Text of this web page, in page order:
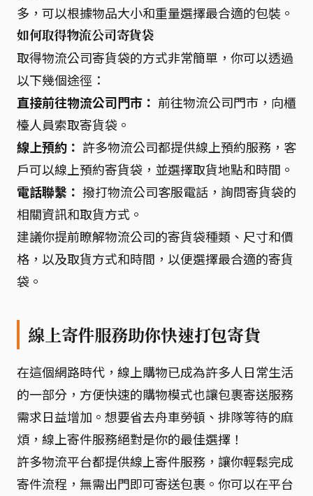
多，可以根據物品大小和重量選擇最合適的包裝。
如何取得物流公司寄貨袋
取得物流公司寄貨袋的方式非常簡單，你可以透過
以下幾個途徑：
直接前往物流公司門市： 前往物流公司門市，向櫃
檯人員索取寄貨袋。
線上預約： 許多物流公司都提供線上預約服務，客
戶可以線上預約寄貨袋，並選擇取貨地點和時間。
電話聯繫： 撥打物流公司客服電話，詢問寄貨袋的
相關資訊和取貨方式。
建議你提前瞭解物流公司的寄貨袋種類、尺寸和價
格，以及取貨方式和時間，以便選擇最合適的寄貨
袋。
線上寄件服務助你快速打包寄貨
在這個網路時代，線上購物已成為許多人日常生活
的一部分，方便快速的購物模式也讓包裹寄送服務
需求日益增加。想要省去舟車勞頓、排隊等待的麻
煩，線上寄件服務絕對是你的最佳選擇！
許多物流平台都提供線上寄件服務，讓你輕鬆完成
寄件流程，無需出門即可寄送包裹。你可以在平台